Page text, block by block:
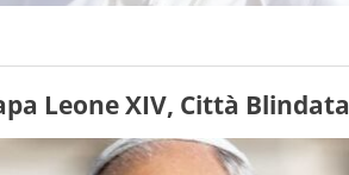
Leone XIV, Città Blindata